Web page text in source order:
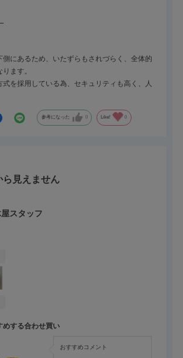
側にあるため、いたずらもされづらく、全体的
ます。
式を採用している為、セキュリティも高く、人
参考になった 0 Like! 0
ら見えません
スタッフ
めする合わせ買い
おすすめコメント